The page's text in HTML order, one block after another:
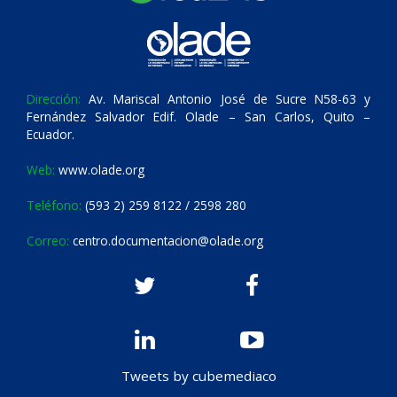
Dirección: Av. Mariscal Antonio José de Sucre N58-63 y
Fernández Salvador Edif. Olade – San Carlos, Quito –
Ecuador.
Web: www.olade.org
Teléfono: (593 2) 259 8122 / 2598 280
Correo: centro.documentacion@olade.org
Tweets by cubemediaco